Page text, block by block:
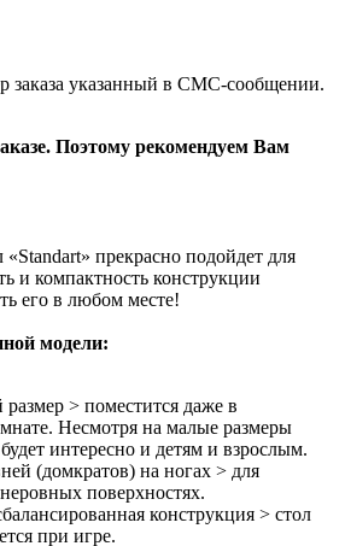
заказа указанный в СМС-сообщении.
Поэтому рекомендуем Вам
прекрасно подойдет для
и компактность конструкции
его в любом месте!
модели:
> поместится даже в
Несмотря на малые размеры
интересно и детям и взрослым.
(домкратов) на ногах > для
поверхностях.
конструкция > стол
при игре.